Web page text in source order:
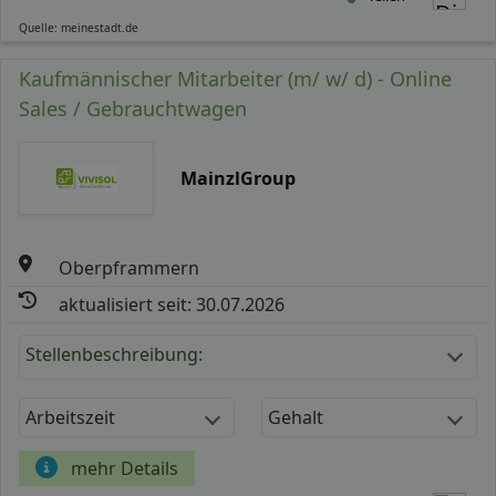
Quelle: meinestadt.de
Kaufmännischer Mitarbeiter (m/ w/ d) - Online
Sales / Gebrauchtwagen
MainzlGroup
Oberpframmern
aktualisiert seit: 30.07.2026
Stellenbeschreibung:
Arbeitszeit Gehalt
mehr Details